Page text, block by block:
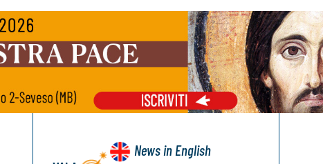
Newsin English